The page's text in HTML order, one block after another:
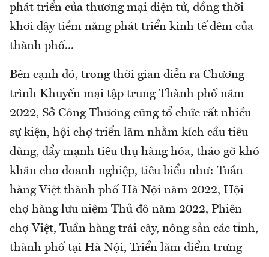
phát triển của thương mại điện tử, đồng thời
khơi dậy tiềm năng phát triển kinh tế đêm của
thành phố...
Bên cạnh đó, trong thời gian diễn ra Chương
trình Khuyến mại tập trung Thành phố năm
2022, Sở Công Thương cũng tổ chức rất nhiều
sự kiện, hội chợ triển lãm nhằm kích cầu tiêu
dùng, đẩy mạnh tiêu thụ hàng hóa, tháo gỡ khó
khăn cho doanh nghiệp, tiêu biểu như: Tuần
hàng Việt thành phố Hà Nội năm 2022, Hội
chợ hàng lưu niệm Thủ đô năm 2022, Phiên
chợ Việt, Tuần hàng trái cây, nông sản các tỉnh,
thành phố tại Hà Nội, Triển lãm điểm trưng